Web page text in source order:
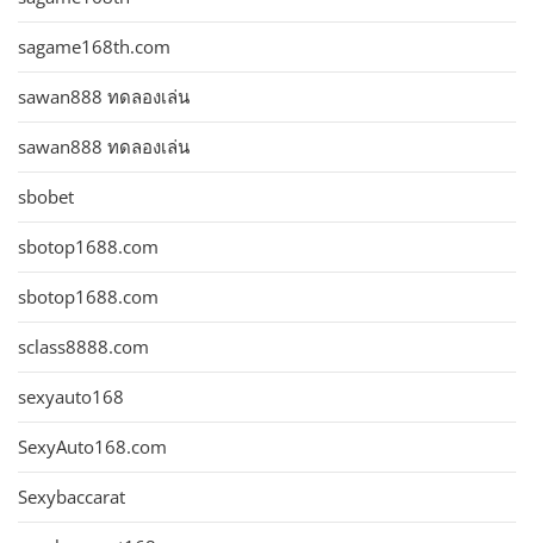
sagame168th.com
sawan888 ทดลองเล่น
sawan888 ทดลองเล่น
sbobet
sbotop1688.com
sbotop1688.com
sclass8888.com
sexyauto168
SexyAuto168.com
Sexybaccarat